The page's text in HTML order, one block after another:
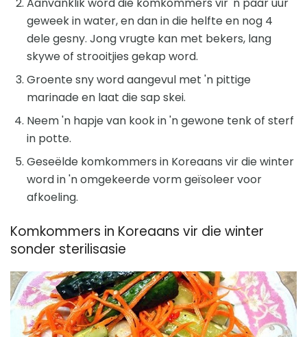
Aanvanklik word die komkommers vir 'n paar uur
geweek in water, en dan in die helfte en nog 4
dele gesny. Jong vrugte kan met bekers, lang
skywe of strooitjies gekap word.
Groente sny word aangevul met 'n pittige
marinade en laat die sap skei.
Neem 'n hapje van kook in 'n gewone tenk of sterf
in potte.
Geseëlde komkommers in Koreaans vir die winter
word in 'n omgekeerde vorm geïsoleer voor
afkoeling.
Komkommers in Koreaans vir die winter
sonder sterilisasie